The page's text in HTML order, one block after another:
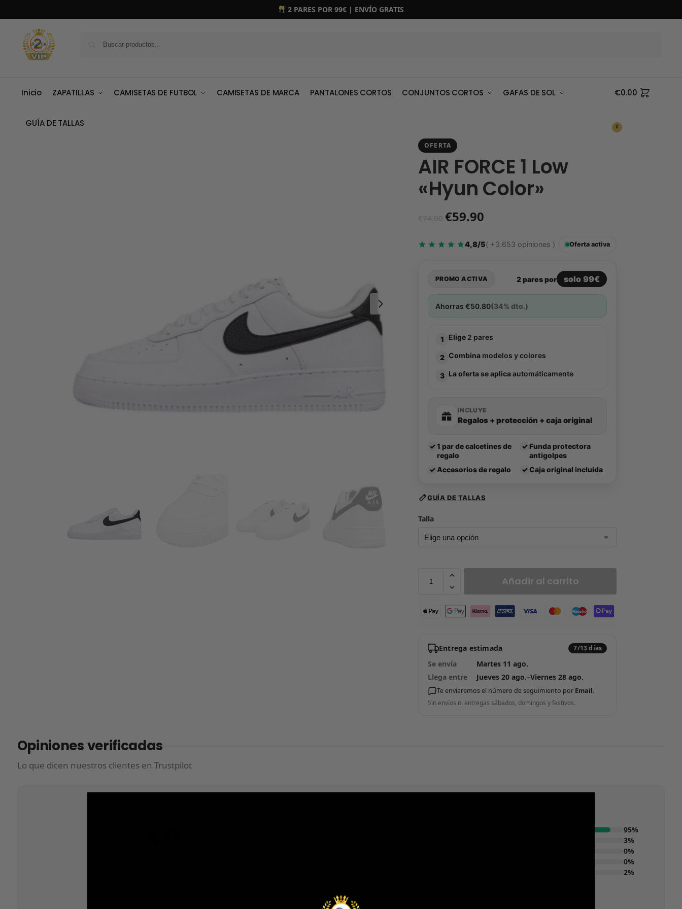
2 PARES POR 99€ | ENVÍO GRATIS
Inicio ZAPATILLAS CAMISETAS DE FUTBOL CAMISETAS DE MARCA PANTALONES CORTOS CONJUNTOS CORTOS GAFAS DE SOL
GUÍA DE TALLAS
€0.00
0
OFERTA
AIR FORCE 1 Low
«Hyun Color»
€74.90 €59.90
4,8/5( +3.653 opiniones ) Oferta activa
PROMO ACTIVA 2 pares por solo 99€
Ahorras€50.80(34% dto.)
1 Elige 2 pares
2 Combina modelos y colores
3 La oferta se aplicaautomáticamente
INCLUYE
Regalos + protección + caja original
✓1 par de calcetines de
regalo
✓ Funda protectora
antigolpes
✓ Accesorios de regalo ✓ Caja original incluida
GUÍA DE TALLAS
Talla
Añadir al carrito
Entrega estimada 7/13 días
Se envía
Martes 11 ago.
Llega entre
Jueves 20 ago.–Viernes 28 ago.
Te enviaremos el número de seguimiento por Email.
Sin envíos ni entregas sábados, domingos y festivos.
Opiniones verificadas
Lo que dicen nuestros clientes en Trustpilot
95%
3%
0%
0%
2%